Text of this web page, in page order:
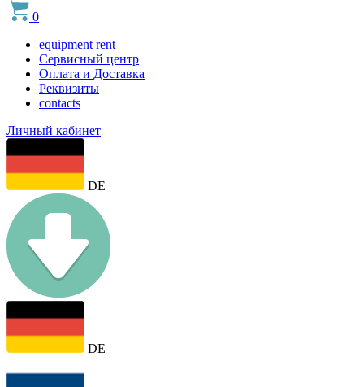
0
equipment rent
Сервисный центр
Оплата и Доставка
Реквизиты
contacts
Личный кабинет
DE
DE